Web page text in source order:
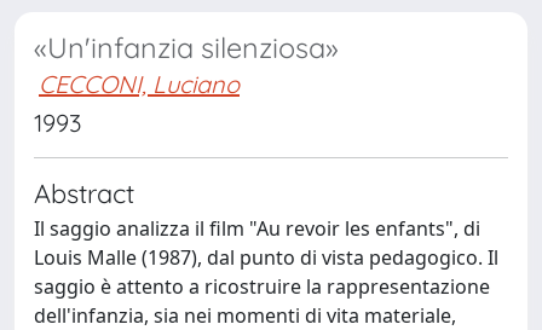
«Un'infanzia silenziosa»
CECCONI, Luciano
1993
Abstract
Il saggio analizza il film "Au revoir les enfants", di
Louis Malle (1987), dal punto di vista pedagogico. Il
saggio è attento a ricostruire la rappresentazione
dell'infanzia, sia nei momenti di vita materiale,